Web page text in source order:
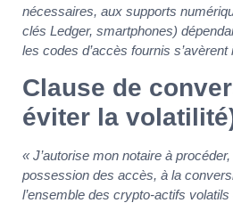
nécessaires, aux supports
clés Ledger, smartphones)
les codes d’accès fournis s’avèrent
Clause de
éviter la
« J’autorise mon notaire à
possession des accès, à la
l’ensemble des crypto-actifs